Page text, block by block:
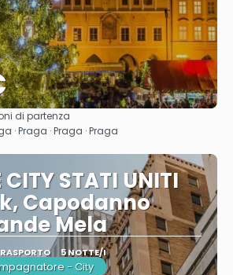
Vedere
di partenza
· Praga · Praga · Praga
CITY STATI UNITI
Capodanno
Mela
5 NOTTE/I
- City